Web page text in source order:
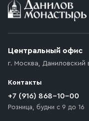
Центральный офис
г. Москва, Даниловский
Контакты
+7 (916) 868-10-00
Розница, будни с 9 до 16